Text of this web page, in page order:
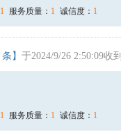
1 服务质量： 1 诚信度： 1
条】 于2024/9/26 2:50:09收到
1 服务质量： 1 诚信度： 1